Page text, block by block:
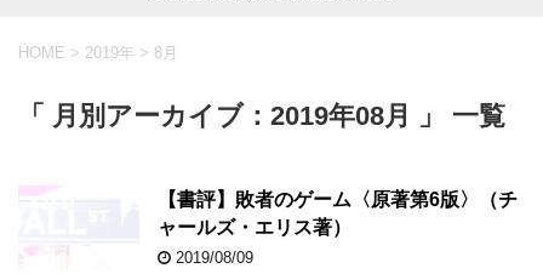
HOME > 2019年 > 8月
「 月別アーカイブ：2019年08月 」 一覧
【書評】敗者のゲーム〈原著第6版〉（チ
ャールズ・エリス著）
2019/08/09